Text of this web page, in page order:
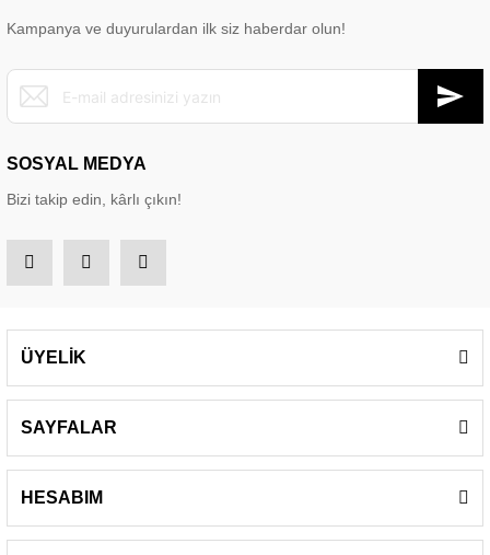
Kampanya ve duyurulardan ilk siz haberdar olun!
SOSYAL MEDYA
Bizi takip edin, kârlı çıkın!
ÜYELİK
SAYFALAR
HESABIM